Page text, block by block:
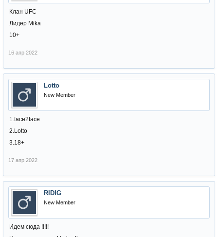
Клан UFC
Лидер Mika
10+
16 апр 2022
Lotto
New Member
1.face2face
2.Lotto
3.18+
17 апр 2022
RIDIG
New Member
Идем сюда !!!!!